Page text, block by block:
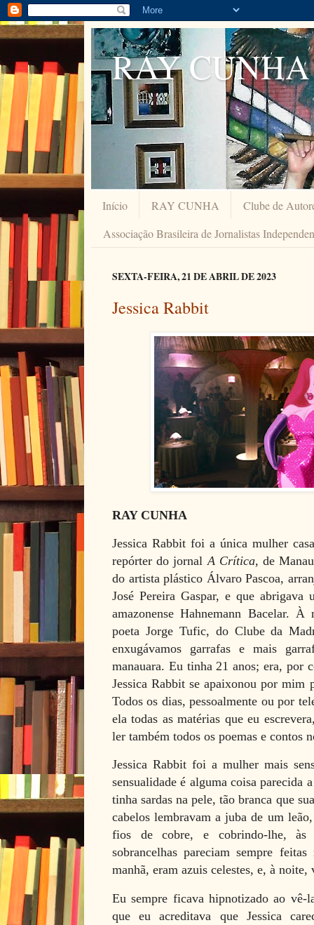
RAY CUNHA
Início RAY CUNHA
Clube de
Associação Brasileira de Jornalistas
SEXTA-FEIRA, 21 DE ABRIL DE 2023
Jessica Rabbit
RAY CUNHA
Jessica Rabbit foi a única mulher
repórter do jornalA Crítica, de
do artista plástico Álvaro Pascoa,
José Pereira Gaspar, e que
amazonense Hahnemann Bacelar.
poeta Jorge Tufic, do Clube da
enxugávamos garrafas e mais
manauara. Eu tinha 21 anos; era, por
Jessica Rabbit se apaixonou por mim
Todos os dias, pessoalmente ou por
ela todas as matérias que eu
ler também todos os poemas e contos
Jessica Rabbit foi a mulher mais
sensualidade é alguma coisa parecida
tinha sardas na pele, tão branca que
cabelos lembravam a juba de um
fios de cobre, e cobrindo-lhe, às
sobrancelhas pareciam sempre
manhã, eram azuis celestes, e, à
Eu sempre ficava hipnotizado ao vê-
que eu acreditava que Jessica